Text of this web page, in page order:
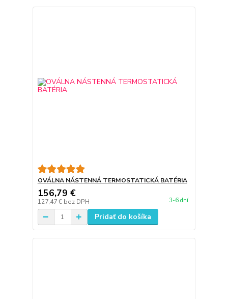
OVÁLNA NÁSTENNÁ TERMOSTATICKÁ BATÉRIA
156,79 €
127,47 € bez DPH 3-6 dní
Pridať do košíka